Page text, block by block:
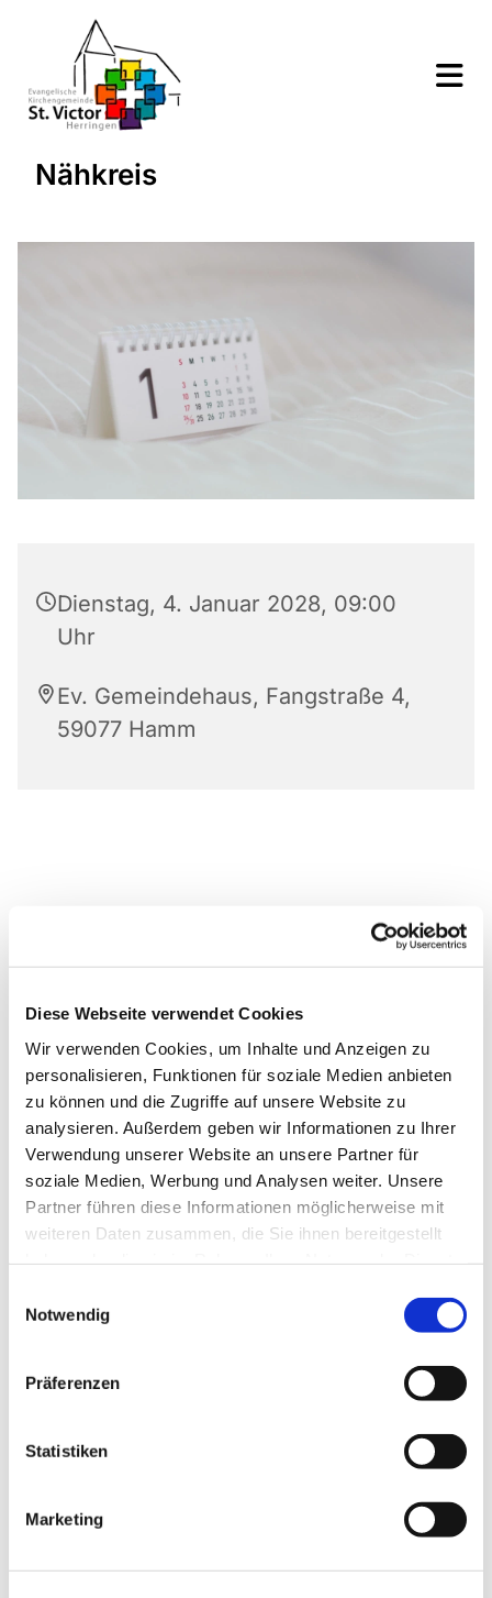
Diese Webseite verwendet Cookies
Wir verwenden Cookies, um Inhalte und Anzeigen zu
personalisieren, Funktionen für soziale Medien anbieten
zu können und die Zugriffe auf unsere Website zu
analysieren. Außerdem geben wir Informationen zu Ihrer
Verwendung unserer Website an unsere Partner für
soziale Medien, Werbung und Analysen weiter. Unsere
Partner führen diese Informationen möglicherweise mit
weiteren Daten zusammen, die Sie ihnen bereitgestellt
Notwendig
Präferenzen
Statistiken
Marketing
Nähkreis
Dienstag, 4. Januar 2028, 09:00
Uhr
Ev. Gemeindehaus, Fangstraße 4,
59077 Hamm